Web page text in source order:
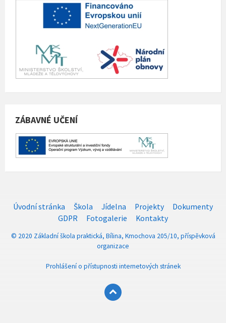
ZÁBAVNÉ UČENÍ
Úvodní stránka Škola Jídelna Projekty
Dokumenty
GDPR
Fotogalerie Kontakty
© 2020 Základní škola praktická, Bílina, Kmochova 205/10, příspěvková
organizace
Prohlášení o přístupnosti internetových stránek